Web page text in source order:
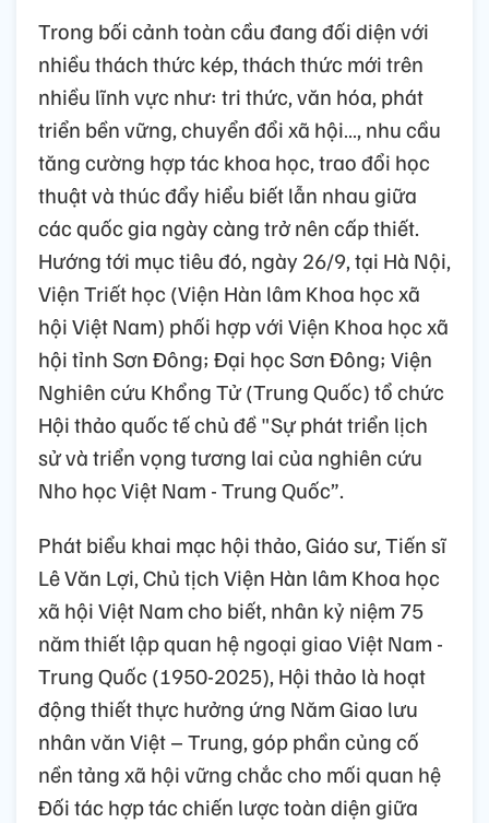
Trong bối cảnh toàn cầu đang đối diện với
nhiều thách thức kép, thách thức mới trên
nhiều lĩnh vực như: tri thức, văn hóa, phát
triển bền vững, chuyển đổi xã hội…, nhu cầu
tăng cường hợp tác khoa học, trao đổi học
thuật và thúc đẩy hiểu biết lẫn nhau giữa
các quốc gia ngày càng trở nên cấp thiết.
Hướng tới mục tiêu đó, ngày 26/9, tại Hà Nội,
Viện Triết học (Viện Hàn lâm Khoa học xã
hội Việt Nam) phối hợp với Viện Khoa học xã
hội tỉnh Sơn Đông; Đại học Sơn Đông; Viện
Nghiên cứu Khổng Tử (Trung Quốc) tổ chức
Hội thảo quốc tế chủ đề "Sự phát triển lịch
sử và triển vọng tương lai của nghiên cứu
Nho học Việt Nam - Trung Quốc”.
Phát biểu khai mạc hội thảo, Giáo sư, Tiến sĩ
Lê Văn Lợi, Chủ tịch Viện Hàn lâm Khoa học
xã hội Việt Nam cho biết, nhân kỷ niệm 75
năm thiết lập quan hệ ngoại giao Việt Nam -
Trung Quốc (1950-2025), Hội thảo là hoạt
động thiết thực hưởng ứng Năm Giao lưu
nhân văn Việt – Trung, góp phần củng cố
nền tảng xã hội vững chắc cho mối quan hệ
Đối tác hợp tác chiến lược toàn diện giữa